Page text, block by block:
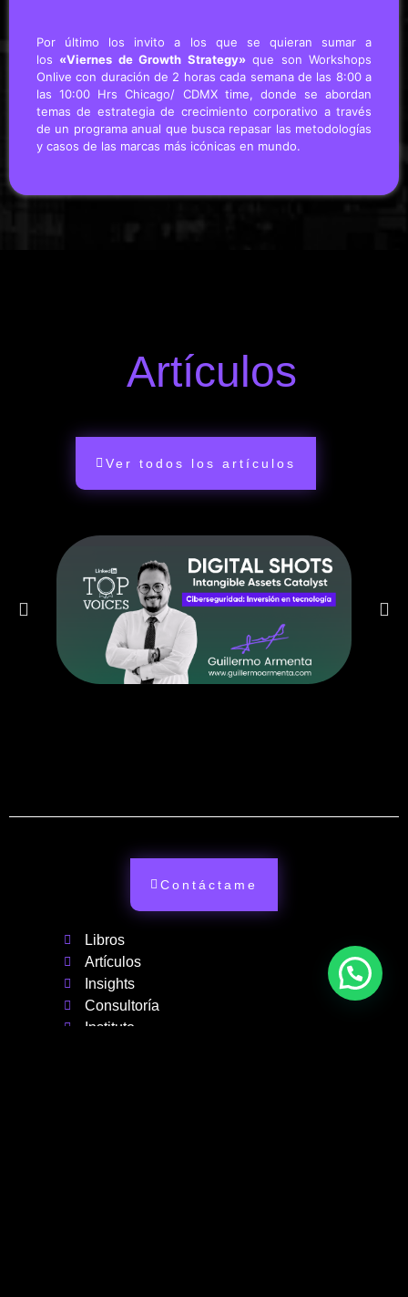
Por último los invito a los que se quieran sumar a
los «Viernes de Growth Strategy»que son Workshops
Onlive con duración de 2 horas cada semana de las 8:00 a
las 10:00 Hrs Chicago/ CDMX time, donde se abordan
temas de estrategia de crecimiento corporativo a través
de un programa anual que busca repasar las metodologías
y casos de las marcas más icónicas en mundo.
Artículos
Ver todos los artículos
Libros
Artículos
Insights
Consultoría
Instituto
Contáctame